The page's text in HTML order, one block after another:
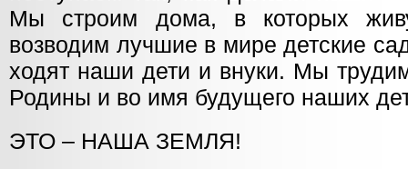
Мы строим дома, в которых
возводим лучшие в мире детские
ходят наши дети и внуки. Мы
Родины и во имя будущего наших
ЭТО – НАША ЗЕМЛЯ!